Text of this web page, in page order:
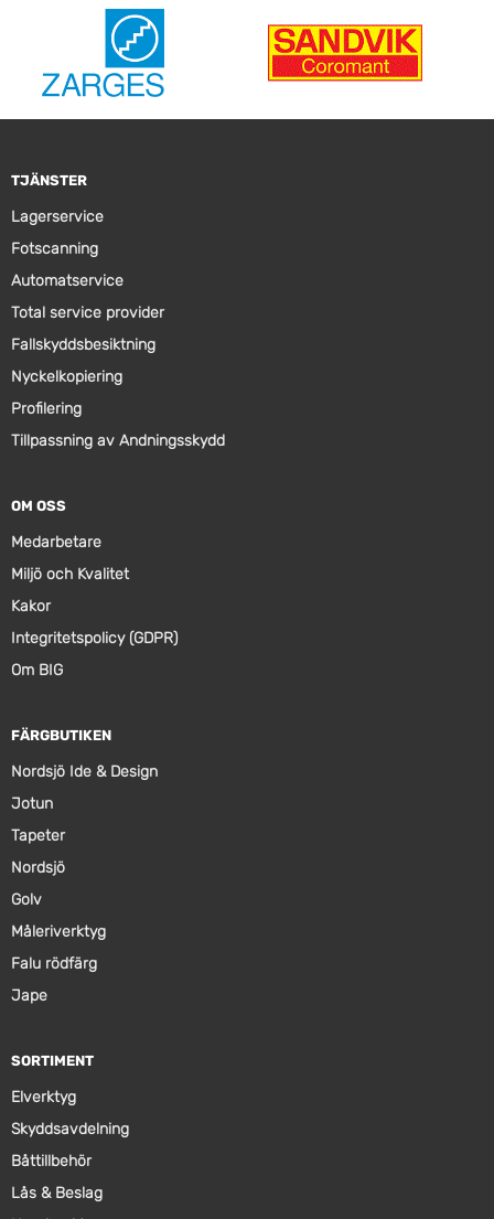
TJÄNSTER
Lagerservice
Fotscanning
Automatservice
Total service provider
Fallskyddsbesiktning
Nyckelkopiering
Profilering
Tillpassning av Andningsskydd
OM OSS
Medarbetare
Miljö och Kvalitet
Kakor
Integritetspolicy (GDPR)
Om BIG
FÄRGBUTIKEN
Nordsjö Ide & Design
Jotun
Tapeter
Nordsjö
Golv
Måleriverktyg
Falu rödfärg
Jape
SORTIMENT
Elverktyg
Skyddsavdelning
Båttillbehör
Lås & Beslag